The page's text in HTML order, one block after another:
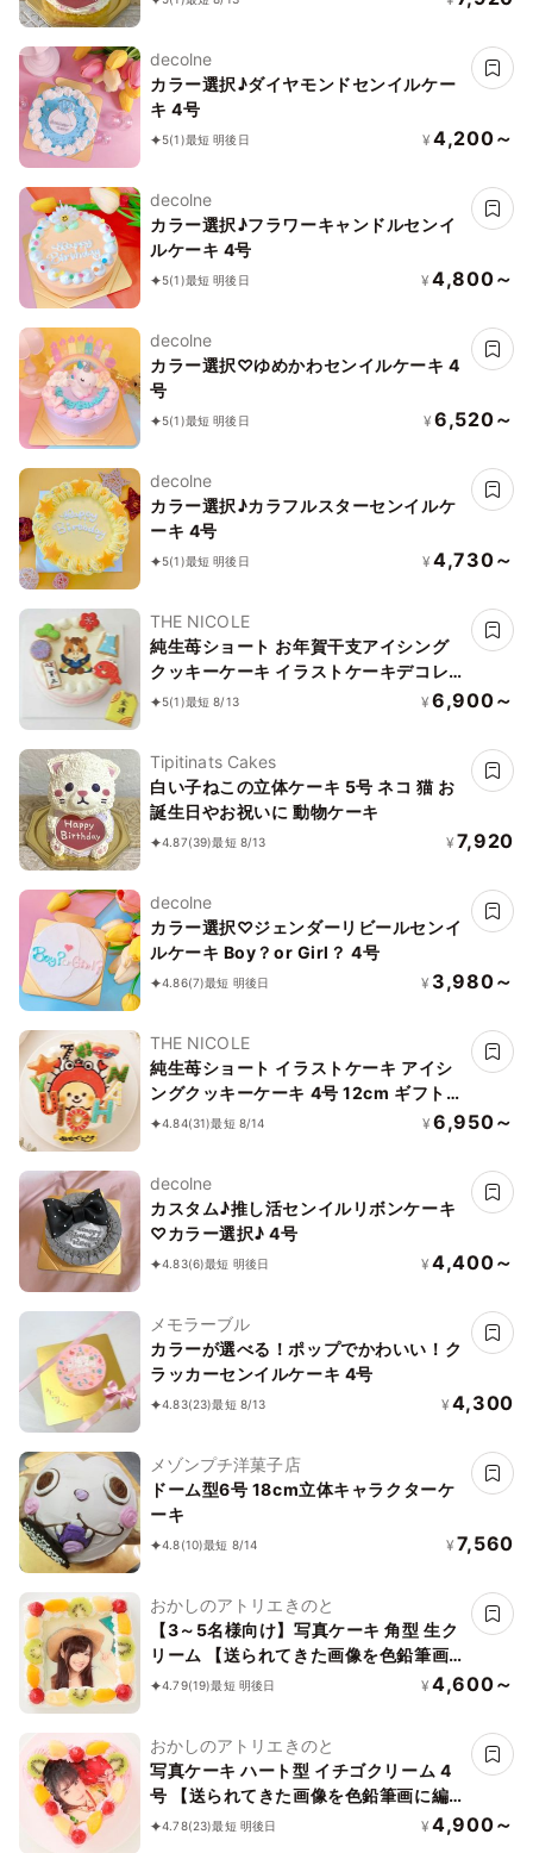
decolne
カラー選択♪ダイヤモンドセンイルケー
キ 4号
5(1)最短 明後日 ¥ 4,200～
decolne
カラー選択♪フラワーキャンドルセンイ
ルケーキ 4号
5(1)最短 明後日 ¥ 4,800～
decolne
カラー選択♡ゆめかわセンイルケーキ 4
号
5(1)最短 明後日 ¥ 6,520～
decolne
カラー選択♪カラフルスターセンイルケ
ーキ 4号
5(1)最短 明後日 ¥ 4,730～
THE NICOLE
純生苺ショート お年賀干支アイシング
クッキーケーキ イラストケーキデコレ
ーション 5号 ＊限定数【無くなり次第
5(1)最短 8/13 ¥ 6,900～
Tipitinats Cakes
白い子ねこの立体ケーキ 5号 ネコ 猫 お
誕生日やお祝いに 動物ケーキ
4.87(39)最短 8/13 ¥ 7,920
decolne
カラー選択♡ジェンダーリビールセンイ
ルケーキ Boy？or Girl？ 4号
4.86(7)最短 明後日 ¥ 3,980～
THE NICOLE
純生苺ショート イラストケーキ アイシ
ングクッキーケーキ 4号 12cm ギフトに
最適
4.84(31)最短 8/14 ¥ 6,950～
decolne
カスタム♪推し活センイルリボンケーキ
♡カラー選択♪ 4号
4.83(6)最短 明後日 ¥ 4,400～
メモラーブル
カラーが選べる！ポップでかわいい！ク
ラッカーセンイルケーキ 4号
4.83(23)最短 8/13 ¥ 4,300
メゾンプチ洋菓子店
ドーム型6号 18cm立体キャラクターケ
ーキ
4.8(10)最短 8/14 ¥ 7,560
おかしのアトリエきのと
【3～5名様向け】写真ケーキ 角型 生ク
リーム 【送られてきた画像を色鉛筆画
に編集できます】15cm×15cm
4.79(19)最短 明後日 ¥ 4,600～
おかしのアトリエきのと
写真ケーキ ハート型 イチゴクリーム 4
号 【送られてきた画像を色鉛筆画に編
集できます】12cm
4.78(23)最短 明後日 ¥ 4,900～